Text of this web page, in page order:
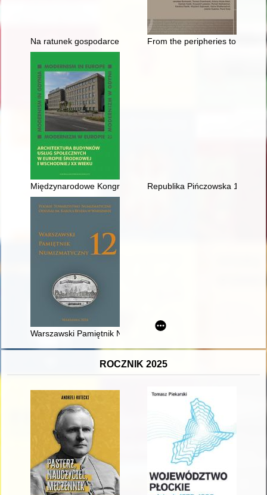
Na ratunek gospodarce : odbudowa, stabilizacja i kreowanie
From the peripheries to the
Międzynarodowe Kongresy Architektury Nowoczesnej CIAM
Republika Pińczowska 1944 :
Warszawski Pamiętnik Numizmatyczny. T. 12 (2024)
ROCZNIK 2025